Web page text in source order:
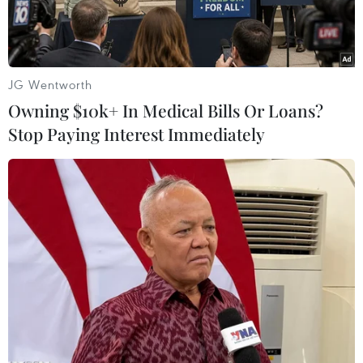
U22 Malaysia liệu có thành tích tốt tại kỳ SEA Games 30?
(Nguồn: Fox Sports)
Đội tuyển U22 Malaysia đang tràn đầy cơ hội lọt
vào Bán kết môn bóng đá nam SEA Games 2019
khi lá phiếu bốc thăm đưa "Hổ Mã Lai" vào một
bảng đấu khá dễ dàng, với các đội tuyển
Philippines, Myanmar, Campuchia và Timor
JG Wentworth
Owning $10k+ In Medical Bills Or Loans?
Stop Paying Interest Immediately